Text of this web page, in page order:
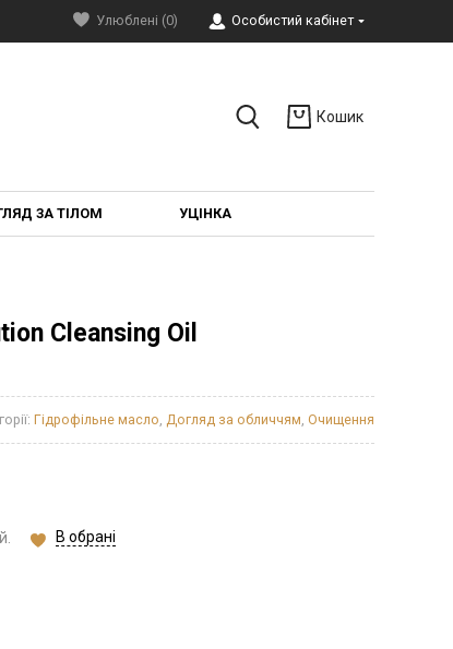
Улюблені (0) Особистий кабінет
Кошик
ЗА ТІЛОМ УЦІНКА
Cleansing Oil
Гідрофільне масло Догляд за обличчям Очищення
В обрані